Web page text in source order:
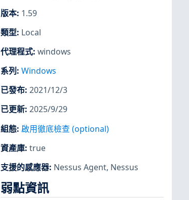
版本: 1.59
類型: Local
代理程式: windows
系列 : Windows
已發布: 2021/12/3
已更新: 2025/9/29
組態: 啟用徹底檢查 (optional)
資產庫: true
支援的感應器: Nessus Agent, Nessus
弱點資訊